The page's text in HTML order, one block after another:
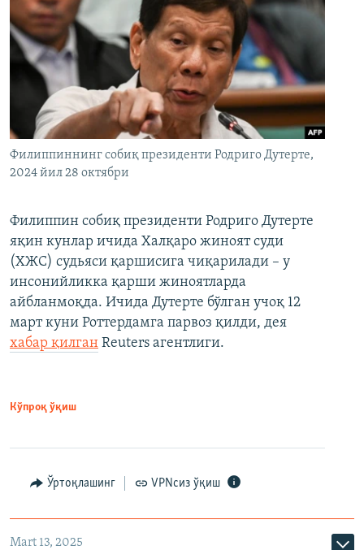
Филиппиннинг собиқ президенти Родриго Дутерте,
2024 йил 28 октябри
Филиппин собиқ президенти Родриго Дутерте
яқин кунлар ичида Халқаро жиноят суди
(ХЖС) судьяси қаршисига чиқарилади – у
инсонийликка қарши жиноятларда
айбланмоқда. Ичида Дутерте бўлган учоқ 12
март куни Роттердамга парвоз қилди, дея
хабар қилган Reuters агентлиги.
Кўпроқ ўқиш
Ўртоқлашинг VPNсиз ўқиш
Mart 13, 2025